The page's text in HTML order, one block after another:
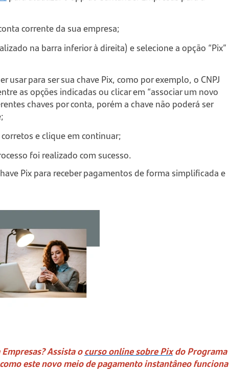
corrente da sua empresa;
na barra inferior à direita) e selecione a opção “Pix”
usar para ser sua chave Pix, como por exemplo, o CNPJ
as opções indicadas ou clicar em “associar um novo
chaves por conta, porém a chave não poderá ser
e clique em continuar;
foi realizado com sucesso.
Pix para receber pagamentos de forma simplificada e
Assista ocurso online sobre Pixdo Programa
este novo meio de pagamento instantâneo funciona